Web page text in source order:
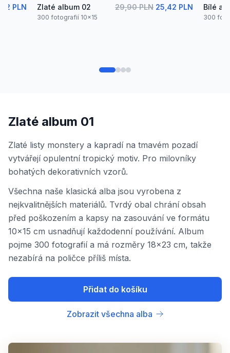
Zlaté album 02 29,90 PLN 25,42 PLN
300 fotografií 10x15
Bílé
300
PLN
Zlaté album 01
Zlaté listy monstery a kapradí na tmavém pozadí
vytvářejí opulentní tropický motiv. Pro milovníky
bohatých dekorativních vzorů.
Všechna naše klasická alba jsou vyrobena z
nejkvalitnějších materiálů. Tvrdý obal chrání obsah
před poškozením a kapsy na zasouvání ve formátu
10x15 cm usnadňují každodenní používání. Album
pojme 300 fotografií a má rozměry 18x23 cm, takže
nezabírá na poličce příliš místa.
Přidat do košíku
Zobrazit všechna alba